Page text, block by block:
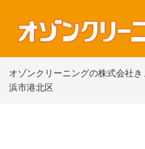
オゾンクリーニングの株式会社き
浜市港北区